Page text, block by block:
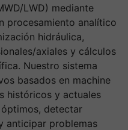
LWD) mediante
procesamiento analítico
hidráulica,
axiales y cálculos
Nuestro sistema
basados en machine
históricos y actuales
detectar
anticipar problemas